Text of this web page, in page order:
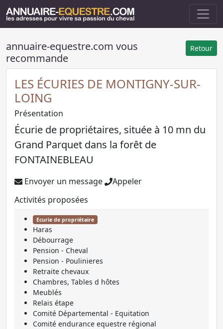
Retour
annuaire-equestre.com vous
recommande
LES ÉCURIES DE MONTIGNY-SUR-
LOING
Présentation
Écurie de propriétaires, située à 10 mn du
Grand Parquet dans la forêt de
FONTAINEBLEAU
Envoyer un message
Appeler
Activités proposées
Ecurie de propriétaire
Haras
Débourrage
Pension - Cheval
Pension - Poulinieres
Retraite chevaux
Chambres, Tables d hôtes
Meublés
Relais étape
Comité Départemental - Equitation
Comité endurance equestre régional